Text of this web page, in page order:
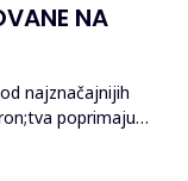
NA
najznačajnijih
poprimaju
jasnu distinkciju